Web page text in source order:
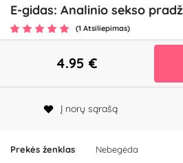
E-gidas: Analinio sekso
(1 Atsiliepimas)
Prekės ženklas Nebegėda
4.95 €
Į norų sąrašą